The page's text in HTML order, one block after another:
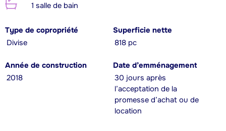
1 salle de bain
Type de copropriété
Divise
Superficie nette
818 pc
Année de construction
2018
Date d’emménagement
30 jours après
l’acceptation de la
promesse d’achat ou de
location